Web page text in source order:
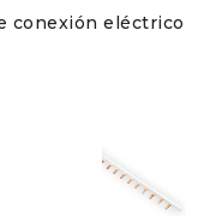
conexión eléctrico